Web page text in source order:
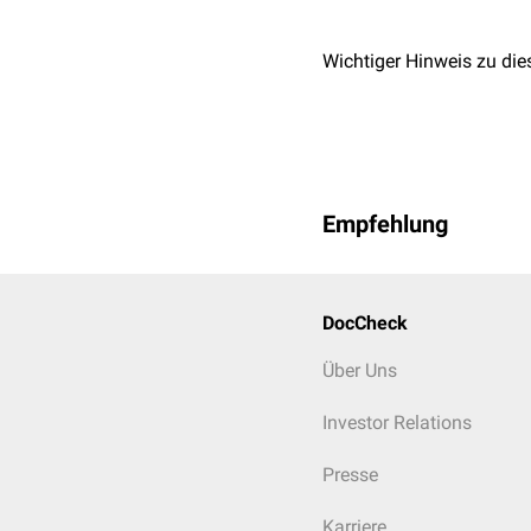
Wichtiger Hinweis zu
Empfehlung
DocCheck
Über Uns
Investor Relations
Presse